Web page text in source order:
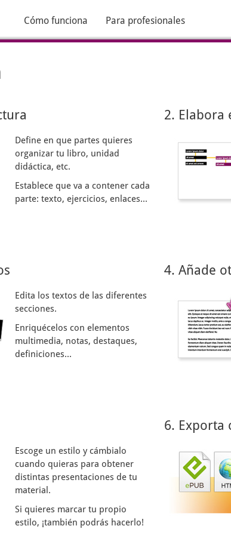
Cómo funciona Para profesionales
Define en que partes quieres
organizar tu libro, unidad
didáctica, etc.
Establece que va a contener cada
parte: texto, ejercicios, enlaces...
2. Elabora
Edita los textos de las diferentes
secciones.
Enriquécelos con elementos
multimedia, notas, destaques,
definiciones...
4. Añade
Escoge un estilo y cámbialo
cuando quieras para obtener
distintas presentaciones de tu
material.
Si quieres marcar tu propio
estilo, ¡también podrás hacerlo!
6. Exporta